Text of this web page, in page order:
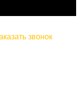
звонок